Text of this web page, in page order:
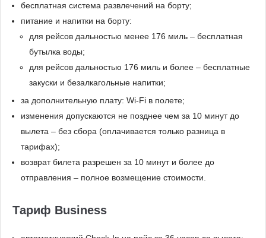
бесплатная система развлечений на борту;
питание и напитки на борту:
для рейсов дальностью менее 176 миль – бесплатная
бутылка воды;
для рейсов дальностью 176 миль и более – бесплатные
закуски и безалкагольные напитки;
за дополнительную плату: Wi-Fi в полете;
изменения допускаются не позднее чем за 10 минут до
вылета – без сбора (оплачивается только разница в
тарифах);
возврат билета разрешен за 10 минут и более до
отправления – полное возмещение стоимости.
Тариф Business